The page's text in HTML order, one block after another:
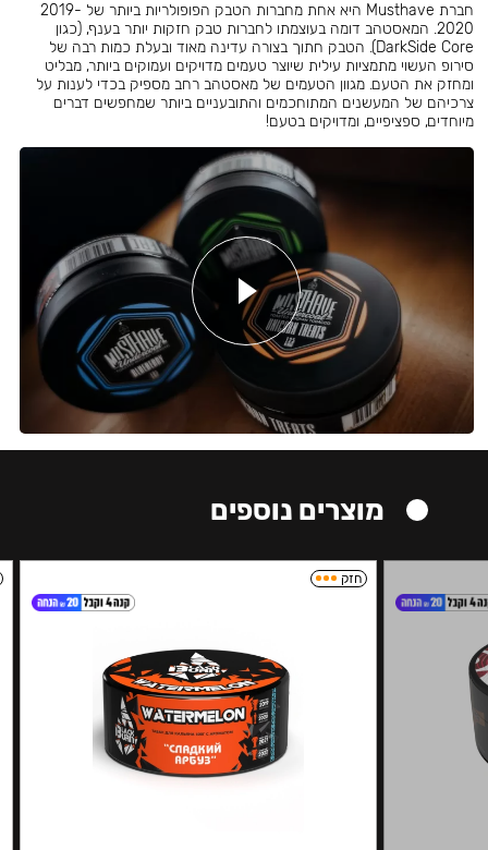
חברת Musthave היא אחת מחברות הטבק הפופולריות ביותר של 2019-
2020. המאסטהב דומה בעוצמתו לחברות טבק חזקות יותר בענף, (כגון
DarkSide Core). הטבק חתוך בצורה עדינה מאוד ובעלת כמות רבה של
סירופ העשוי מתמציות עילית שיוצר טעמים מדויקים ועמוקים ביותר, מבליט
ומחזק את הטעם. מגוון הטעמים של מאסטהב רחב מספיק בכדי לענות על
צרכיהם של המעשנים המתוחכמים והתובעניים ביותר שמחפשים דברים
מיוחדים, ספציפיים, ומדויקים בטעם!
מוצרים נוספים
חזק